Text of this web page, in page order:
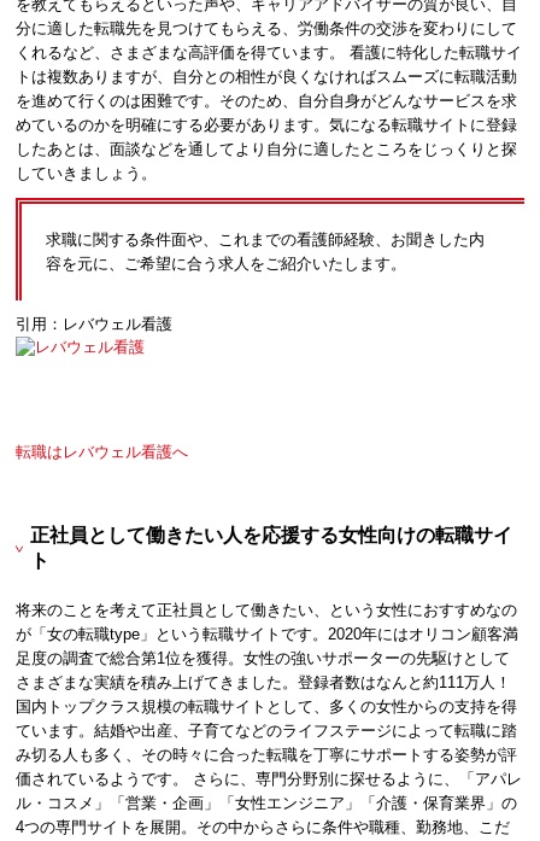
を教えてもらえるといった声や、キャリアアドバイザーの質が良い、自
分に適した転職先を見つけてもらえる、労働条件の交渉を変わりにして
くれるなど、さまざまな高評価を得ています。 看護に特化した転職サイ
トは複数ありますが、自分との相性が良くなければスムーズに転職活動
を進めて行くのは困難です。そのため、自分自身がどんなサービスを求
めているのかを明確にする必要があります。気になる転職サイトに登録
したあとは、面談などを通してより自分に適したところをじっくりと探
していきましょう。
求職に関する条件面や、これまでの看護師経験、お聞きした内
容を元に、ご希望に合う求人をご紹介いたします。
引用：レバウェル看護
転職はレバウェル看護へ
正社員として働きたい人を応援する女性向けの転職サイ
ト
将来のことを考えて正社員として働きたい、という女性におすすめなの
が「女の転職type」という転職サイトです。2020年にはオリコン顧客満
足度の調査で総合第1位を獲得。女性の強いサポーターの先駆けとして
さまざまな実績を積み上げてきました。登録者数はなんと約111万人！
国内トップクラス規模の転職サイトとして、多くの女性からの支持を得
ています。結婚や出産、子育てなどのライフステージによって転職に踏
み切る人も多く、その時々に合った転職を丁寧にサポートする姿勢が評
価されているようです。 さらに、専門分野別に探せるように、「アパレ
ル・コスメ」「営業・企画」「女性エンジニア」「介護・保育業界」の
4つの専門サイトを展開。その中からさらに条件や職種、勤務地、こだ